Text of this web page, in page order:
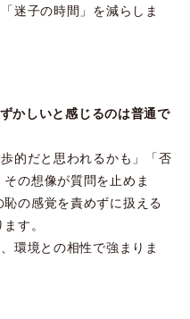
迷子の時間」を減らしま
かしいと感じるのは普通で
的だと思われるかも」「否
の想像が質問を止めま
の感覚を責めずに扱える
す。
環境との相性で強まりま